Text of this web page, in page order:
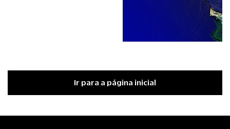
Ir para a página inicial